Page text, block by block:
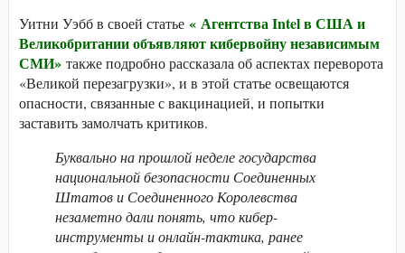
Уитни Уэбб в своей статье « Агентства Intel в США и
Великобритании объявляют кибервойну независимым
СМИ» также подробно рассказала об аспектах переворота
«Великой перезагрузки», и в этой статье освещаются
опасности, связанные с вакцинацией, и попытки
заставить замолчать критиков.
Буквально на прошлой неделе государства
национальной безопасности Соединенных
Штатов и Соединенного Королевства
незаметно дали понять, что кибер-
инструменты и онлайн-тактика, ранее